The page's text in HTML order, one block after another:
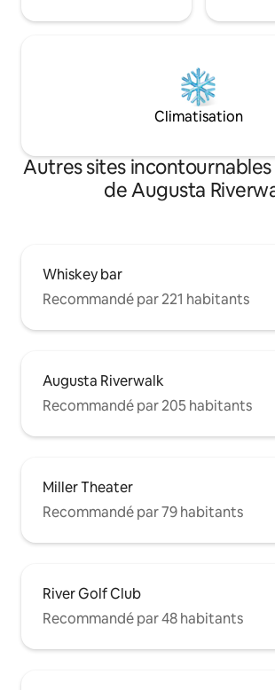
Climatisation
Autres sites
de Augusta
Whiskey bar
Recommandé par 221 habitants
Augusta Riverwalk
Recommandé par 205 habitants
Miller Theater
Recommandé par 79 habitants
River Golf Club
Recommandé par 48 habitants